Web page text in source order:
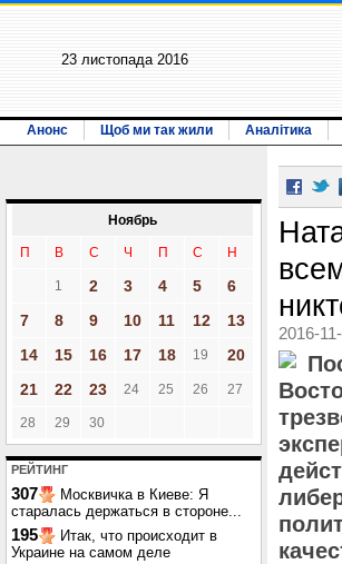
23 листопада 2016
Анонс Щоб ми так жили Аналітика
Ноябрь
П В С Ч П С Н
1 2 3 4 5
6
7
8 9 10 11 12
13
14
15 16 17 18 19
20
21
22 23 24 25 26 27
28 29 30
РЕЙТИНГ
307
Москвичка в Киеве: Я
старалась держаться в стороне...
195
Итак, что происходит в
Украине на самом деле
2016-